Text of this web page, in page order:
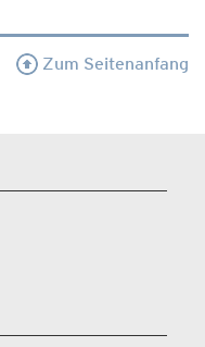
Zum Seitenanfang